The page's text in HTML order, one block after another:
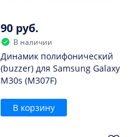
90 руб.
В наличии
Динамик полифонический
(buzzer) для Samsung Galaxy
M30s (M307F)
В корзину